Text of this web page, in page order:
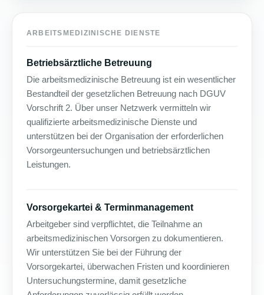
ARBEITSMEDIZINISCHE DIENSTE
Betriebsärztliche Betreuung
Die arbeitsmedizinische Betreuung ist ein wesentlicher
Bestandteil der gesetzlichen Betreuung nach DGUV
Vorschrift 2. Über unser Netzwerk vermitteln wir
qualifizierte arbeitsmedizinische Dienste und
unterstützen bei der Organisation der erforderlichen
Vorsorgeuntersuchungen und betriebsärztlichen
Leistungen.
Vorsorgekartei & Terminmanagement
Arbeitgeber sind verpflichtet, die Teilnahme an
arbeitsmedizinischen Vorsorgen zu dokumentieren.
Wir unterstützen Sie bei der Führung der
Vorsorgekartei, überwachen Fristen und koordinieren
Untersuchungstermine, damit gesetzliche